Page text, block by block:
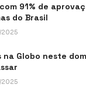
91% de
do Brasil
2025
na Globo neste
2025